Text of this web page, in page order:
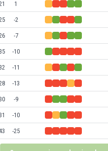
1
-2
-7
-10
-11
-13
-9
-10
-25